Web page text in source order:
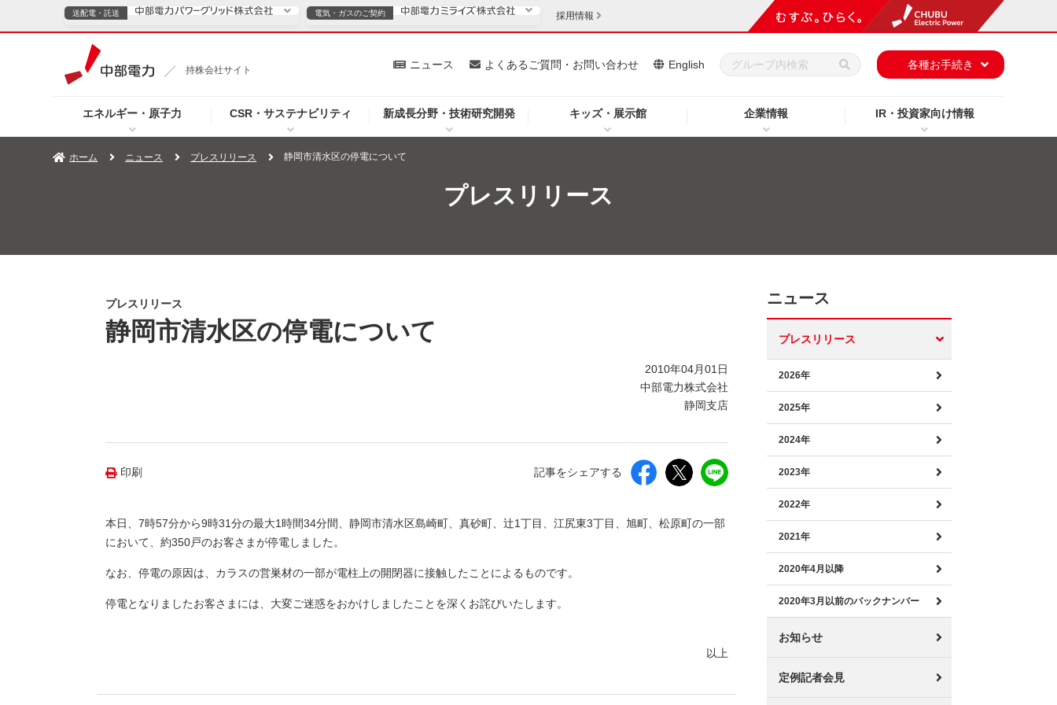
持株会社サイト
エネルギー・原子力 CSR・サステナビリティ 新成長分野・技術研究開発 キッズ・展示館 企業情報 IR・投資家向け情報
ニュース よくあるご質問・お問い合わせ English 各種お手続き
送配電・託送
TOPページへ ご案内 安定供給
企業情報
電気・ガスのご契約
電気・ガスのご契約
TOPページへ 個人のお客さま 法人のお客さま
採用情報
ホーム ニュース プレスリリース 静岡市清水区の停電について
プレスリリース
プレスリリース
静岡市清水区の停電について
2010年04月01日
中部電力株式会社
静岡支店
印刷 記事をシェアする
本日、7時57分から9時31分の最大1時間34分間、静岡市清水区島崎町、真砂町、辻1丁目、江尻東3丁目、旭町、松原町の一部
において、約350戸のお客さまが停電しました。
なお、停電の原因は、カラスの営巣材の一部が電柱上の開閉器に接触したことによるものです。
停電となりましたお客さまには、大変ご迷惑をおかけしましたことを深くお詫びいたします。
以上
ニュース
プレスリリース
2026年
2025年
2024年
2023年
2022年
2021年
2020年4月以降
2020年3月以前のバックナンバー
お知らせ
定例記者会見